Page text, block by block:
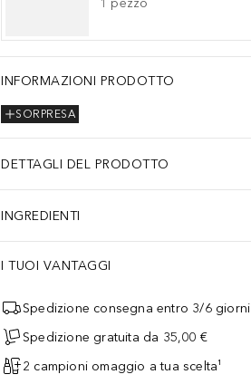
1 pezzo
INFORMAZIONI PRODOTTO
SORPRESA
DETTAGLI DEL PRODOTTO
INGREDIENTI
I TUOI VANTAGGI
Spedizione consegna entro 3/6 giorni
Spedizione gratuita da 35,00 €
2 campioni omaggio a tua scelta¹